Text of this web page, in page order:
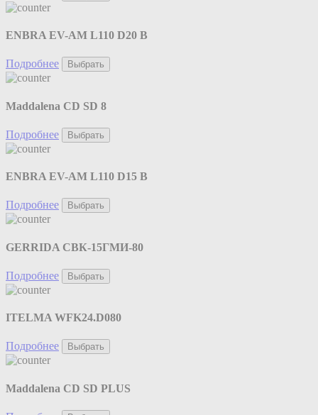
ENBRA EV-AM L110 D20 B
Подробнее Выбрать
Maddalena CD SD 8
Подробнее Выбрать
ENBRA EV-AM L110 D15 B
Подробнее Выбрать
GERRIDA СВК-15ГМИ-80
Подробнее Выбрать
ITELMA WFK24.D080
Подробнее Выбрать
Maddalena CD SD PLUS